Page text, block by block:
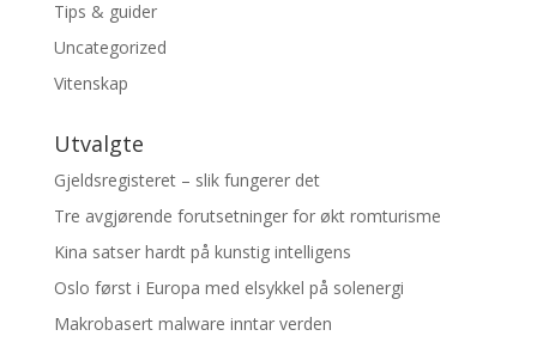
Tips & guider
Uncategorized
Vitenskap
Utvalgte
Gjeldsregisteret – slik fungerer det
Tre avgjørende forutsetninger for økt romturisme
Kina satser hardt på kunstig intelligens
Oslo først i Europa med elsykkel på solenergi
Makrobasert malware inntar verden